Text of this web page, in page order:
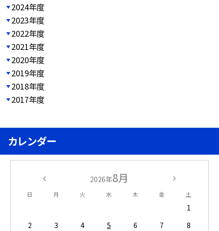
2024年度
2023年度
2022年度
2021年度
2020年度
2019年度
2018年度
2017年度
カレンダー
2026年8月
日 月 火 水 木 金 土
1
2
3 4 5 6 7
8